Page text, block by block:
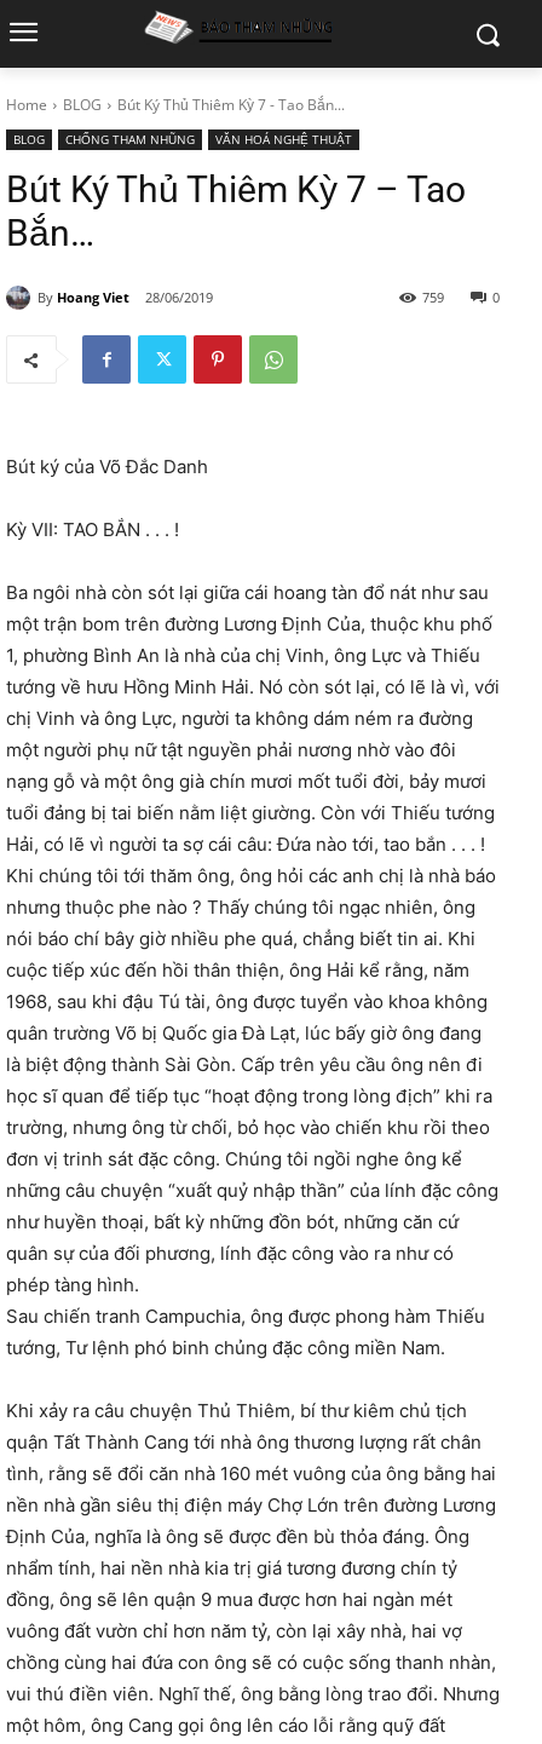
Home BLOG Bút Ký Thủ Thiêm Kỳ 7 - Tao Bắn...
BLOG CHỐNG THAM NHŨNG VĂN HOÁ NGHỆ THUẬT
Bút Ký Thủ Thiêm Kỳ 7 – Tao
Bắn…
By Hoang Viet 28/06/2019 0
759
Bút ký của Võ Đắc Danh
Kỳ VII: TAO BẮN . . . !
Ba ngôi nhà còn sót lại giữa cái hoang tàn đổ nát như sau
một trận bom trên đường Lương Định Của, thuộc khu phố
1, phường Bình An là nhà của chị Vinh, ông Lực và Thiếu
tướng về hưu Hồng Minh Hải. Nó còn sót lại, có lẽ là vì, với
chị Vinh và ông Lực, người ta không dám ném ra đường
một người phụ nữ tật nguyền phải nương nhờ vào đôi
nạng gỗ và một ông già chín mươi mốt tuổi đời, bảy mươi
tuổi đảng bị tai biến nằm liệt giường. Còn với Thiếu tướng
Hải, có lẽ vì người ta sợ cái câu: Đứa nào tới, tao bắn . . . !
Khi chúng tôi tới thăm ông, ông hỏi các anh chị là nhà báo
nhưng thuộc phe nào ? Thấy chúng tôi ngạc nhiên, ông
nói báo chí bây giờ nhiều phe quá, chẳng biết tin ai. Khi
cuộc tiếp xúc đến hồi thân thiện, ông Hải kể rằng, năm
1968, sau khi đậu Tú tài, ông được tuyển vào khoa không
quân trường Võ bị Quốc gia Đà Lạt, lúc bấy giờ ông đang
là biệt động thành Sài Gòn. Cấp trên yêu cầu ông nên đi
học sĩ quan để tiếp tục “hoạt động trong lòng địch” khi ra
trường, nhưng ông từ chối, bỏ học vào chiến khu rồi theo
đơn vị trinh sát đặc công. Chúng tôi ngồi nghe ông kể
những câu chuyện “xuất quỷ nhập thần” của lính đặc công
như huyền thoại, bất kỳ những đồn bót, những căn cứ
quân sự của đối phương, lính đặc công vào ra như có
phép tàng hình.
Sau chiến tranh Campuchia, ông được phong hàm Thiếu
tướng, Tư lệnh phó binh chủng đặc công miền Nam.
Khi xảy ra câu chuyện Thủ Thiêm, bí thư kiêm chủ tịch
quận Tất Thành Cang tới nhà ông thương lượng rất chân
tình, rằng sẽ đổi căn nhà 160 mét vuông của ông bằng hai
nền nhà gần siêu thị điện máy Chợ Lớn trên đường Lương
Định Của, nghĩa là ông sẽ được đền bù thỏa đáng. Ông
nhẩm tính, hai nền nhà kia trị giá tương đương chín tỷ
đồng, ông sẽ lên quận 9 mua được hơn hai ngàn mét
vuông đất vườn chỉ hơn năm tỷ, còn lại xây nhà, hai vợ
chồng cùng hai đứa con ông sẽ có cuộc sống thanh nhàn,
vui thú điền viên. Nghĩ thế, ông bằng lòng trao đổi. Nhưng
một hôm, ông Cang gọi ông lên cáo lỗi rằng quỹ đất